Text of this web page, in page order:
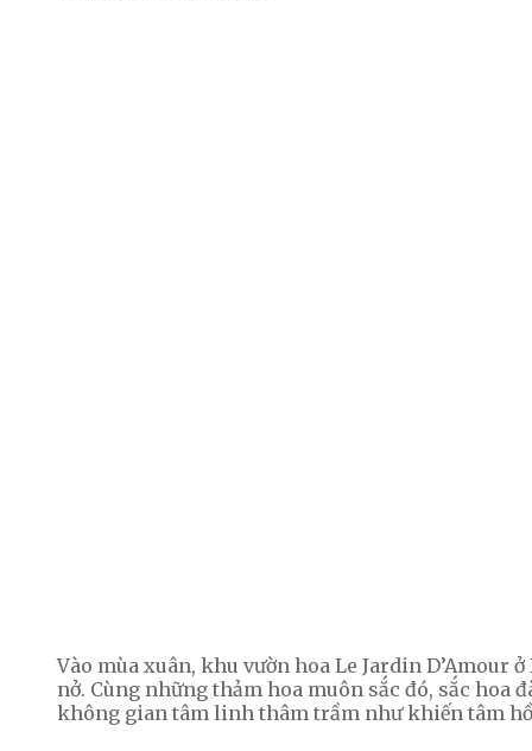
Vào mùa xuân, khu vườn hoa Le Jardin
nở. Cùng những thảm hoa muôn sắc đó, sắc
không gian tâm linh thâm trầm như khiến tâm